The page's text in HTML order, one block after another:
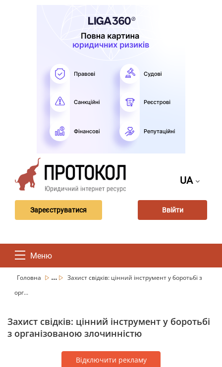
UA
Зареєструватися Ввійти
Меню
Головна ...
Захист свідків: цінний інструмент у боротьбі з
орг...
Захист свідків: цінний інструмент у боротьбі
з організованою злочинністю
Відключити рекламу